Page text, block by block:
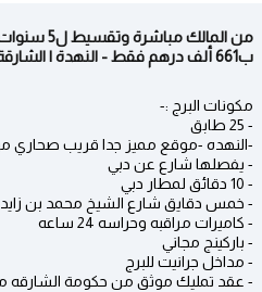
من المالك
ب661 ألف درهم فقط - النهدة | الشارقة
مكونات البرج :-
- 25 طابق
-النهده -موقع مميز جدا قريب
- يفصلها شارع عن دبي
- 10 دقائق لمطار دبي
- خمس دقايق شارع الشيخ محمد بن زايد
- كاميرات مراقبه وحراسه 24 ساعه
- باركينج مجاني
- مداخل جرانيت للبرج
- عقد تمليك موثق من حكومة الشارقه